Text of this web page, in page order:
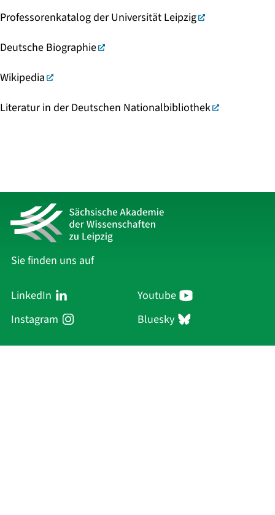
Professorenkatalog der Universität Leipzig
Deutsche Biographie
Wikipedia
Literatur in der Deutschen Nationalbibliothek
Sie finden uns auf
LinkedIn
Youtube
Instagram
Bluesky